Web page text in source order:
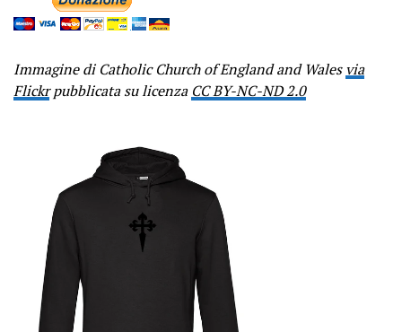
Immagine di Catholic Church of England and Walesvia
Flickrpubblicata su licenza CC BY-NC-ND 2.0